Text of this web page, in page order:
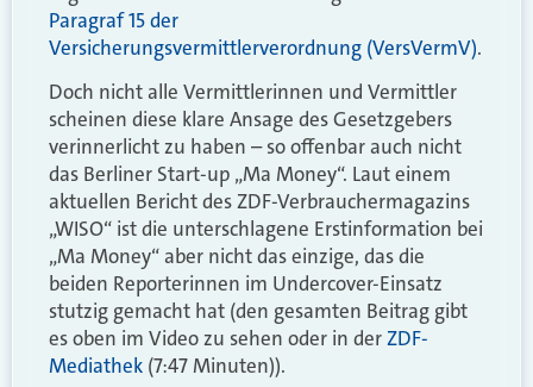
Paragraf 15 der
Versicherungsvermittlerverordnung (VersVermV).
Doch nicht alle Vermittlerinnen und Vermittler
scheinen diese klare Ansage des Gesetzgebers
verinnerlicht zu haben – so offenbar auch nicht
das Berliner Start-up „Ma Money“. Laut einem
aktuellen Bericht des ZDF-Verbrauchermagazins
„WISO“ ist die unterschlagene Erstinformation bei
„Ma Money“ aber nicht das einzige, das die
beiden Reporterinnen im Undercover-Einsatz
stutzig gemacht hat (den gesamten Beitrag gibt
es oben im Video zu sehen oder in derZDF-
Mediathek (7:47 Minuten)).